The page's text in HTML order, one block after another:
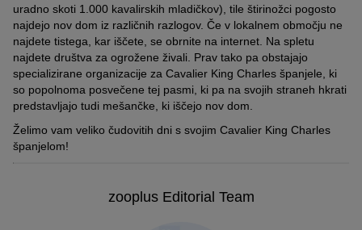
uradno skoti 1.000 kavalirskih mladičkov), tile štirinožci pogosto
najdejo nov dom iz različnih razlogov. Če v lokalnem območju ne
najdete tistega, kar iščete, se obrnite na internet. Na spletu
najdete društva za ogrožene živali. Prav tako pa obstajajo
specializirane organizacije za Cavalier King Charles španjele, ki
so popolnoma posvečene tej pasmi, ki pa na svojih straneh hkrati
predstavljajo tudi mešančke, ki iščejo nov dom.
Želimo vam veliko čudovitih dni s svojim Cavalier King Charles
španjelom!
zooplus Editorial Team